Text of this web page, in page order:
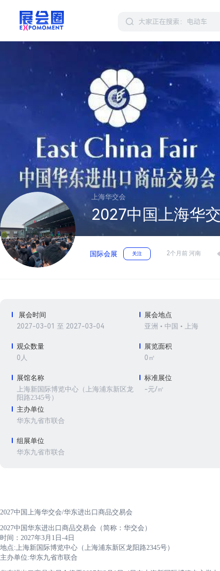
上海华交会
2027中国上海华
国际会展 关注 2个月前 河南
展会时间
2027-03-01 至 2027-03-04
展会地点
亚洲 • 中国 • 上海
观众数量
0人
展览面积
0㎡
展馆名称
上海新国际博览中心（上海浦东新区龙
阳路2345号）
标准展位
-元/㎡
主办单位
华东九省市联合
组展单位
华东九省市联合
2027中国上海华交会/华东进出口商品交易会
2027中国华东进出口商品交易会（简称：华交会）
时间：2027年3月1日-4日
地点:上海新国际博览中心（上海浦东新区龙阳路2345号）
主办单位:华东九省市联合